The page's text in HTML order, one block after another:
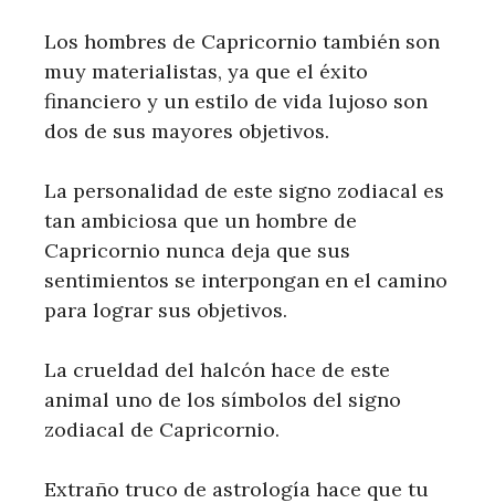
Los hombres de Capricornio también son
muy materialistas, ya que el éxito
financiero y un estilo de vida lujoso son
dos de sus mayores objetivos.
La personalidad de este signo zodiacal es
tan ambiciosa que un hombre de
Capricornio nunca deja que sus
sentimientos se interpongan en el camino
para lograr sus objetivos.
La crueldad del halcón hace de este
animal uno de los símbolos del signo
zodiacal de Capricornio.
Extraño truco de astrología hace que tu